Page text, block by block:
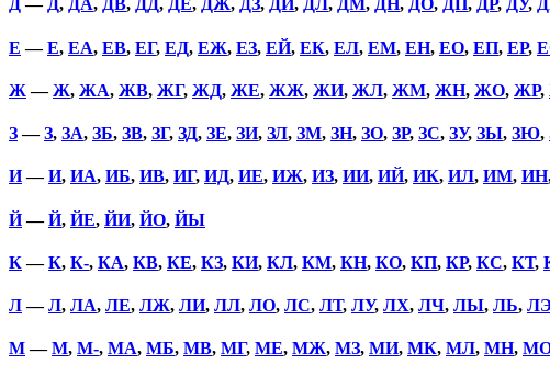
Д— Д, ДА, ДВ, ДД, ДЕ, ДЖ, ДЗ, ДИ, ДЛ, ДМ, ДН, ДО, ДП, ДР, ДУ,
Е —Е, ЕА, ЕВ, ЕГ, ЕД, ЕЖ, ЕЗ, ЕЙ, ЕК, ЕЛ, ЕМ, ЕН, ЕО, ЕП, ЕР,
Ж —Ж, ЖА, ЖВ, ЖГ, ЖД, ЖЕ, ЖЖ, ЖИ, ЖЛ, ЖМ, ЖН, ЖО, ЖР,
З—З, ЗА, ЗБ, ЗВ, ЗГ, ЗД, ЗЕ, ЗИ, ЗЛ, ЗМ, ЗН, ЗО, ЗР, ЗС, ЗУ, ЗЫ, ЗЮ,
И—И, ИА, ИБ, ИВ, ИГ, ИД, ИЕ, ИЖ, ИЗ, ИИ, ИЙ, ИК, ИЛ, ИМ, ИН
Й—Й, ЙЕ, ЙИ, ЙО, ЙЫ
К—К, К-, КА, КВ, КЕ, КЗ, КИ, КЛ, КМ, КН, КО, КП, КР, КС, КТ,
Л—Л, ЛА, ЛЕ, ЛЖ, ЛИ, ЛЛ, ЛО, ЛС, ЛТ, ЛУ, ЛХ, ЛЧ, ЛЫ, ЛЬ,
М—М, М-, МА, МБ, МВ, МГ, МЕ, МЖ, МЗ, МИ, МК, МЛ, МН,